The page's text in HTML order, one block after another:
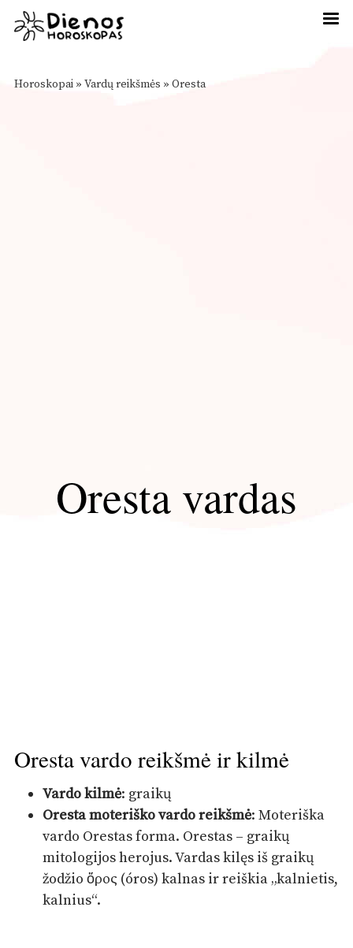
Horoskopai » Vardų reikšmės » Oresta
Oresta vardas
Oresta vardo reikšmė ir kilmė
Vardo kilmė: graikų
Oresta moteriško vardo reikšmė: Moteriška
vardo Orestas forma. Orestas – graikų
mitologijos herojus. Vardas kilęs iš graikų
žodžio ὄρος (óros) kalnas ir reiškia „kalnietis,
kalnius“.